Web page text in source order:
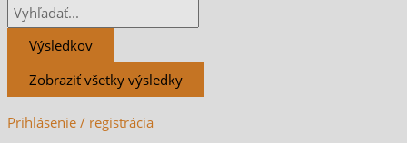
Výsledkov
Zobraziť všetky výsledky
Prihlásenie / registrácia